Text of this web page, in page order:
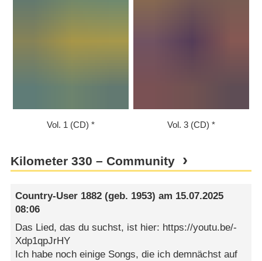
Vol. 1 (CD) Vol. 3 (CD)
Kilometer 330 – Community
Country-User 1882 (geb. 1953) am 15.07.2025
08:06
Das Lied, das du suchst, ist hier: https://youtu.be/-
Xdp1qpJrHY
Ich habe noch einige Songs, die ich demnächst auf